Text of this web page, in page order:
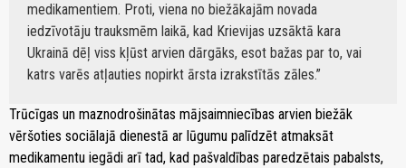
medikamentiem. Proti, viena no biežākajām novada
iedzīvotāju trauksmēm laikā, kad Krievijas uzsāktā kara
Ukrainā dēļ viss kļūst arvien dārgāks, esot bažas par to, vai
katrs varēs atļauties nopirkt ārsta izrakstītās zāles.
Trūcīgas un maznodrošinātas mājsaimniecības arvien biežāk
vēršoties sociālajā dienestā ar lūgumu palīdzēt atmaksāt
medikamentu iegādi arī tad, kad pašvaldības paredzētais pabalsts,